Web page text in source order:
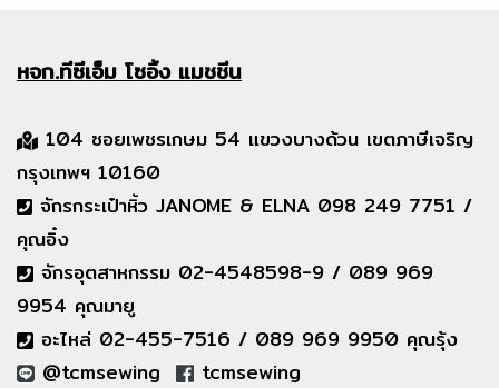
หจก.ทีซีเอ็มโซอิ้ง แมชชีน
104 ซอยเพชรเกษม 54 แขวงบางด้วน เขตภาษีเจริญ
กรุงเทพฯ 10160
จักรกระเป๋าหิ้ว JANOME & ELNA 098 249 7751 /
คุณอิ๋ง
จักรอุตสาหกรรม 02-4548598-9 / 089 969
9954 คุณมายู
อะไหล่ 02-455-7516 / 089 969 9950 คุณรุ้ง
@tcmsewing
tcmsewing